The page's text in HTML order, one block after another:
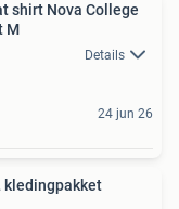
shirt Nova College
M
Details
24 jun 26
kledingpakket